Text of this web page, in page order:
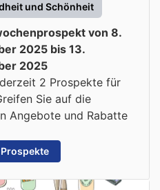
und Schönheit
von 8.
2025 bis 13.
2025
2 Prospekte für
Sie auf die
Angebote und Rabatte